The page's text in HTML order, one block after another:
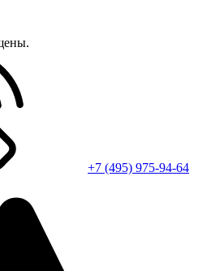
+7 (495) 975-94-64